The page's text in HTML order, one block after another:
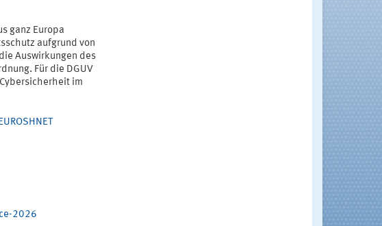
ganz Europa
aufgrund von
Auswirkungen des
Für die DGUV
im
2026